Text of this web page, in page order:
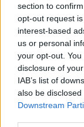
section to
opt-out request
interest-based
us or personal
your opt-out.
disclosure of
IAB’s list of
also be
Downstream
Νοσοκομείο
Ξεκινά η
Γυναικεία